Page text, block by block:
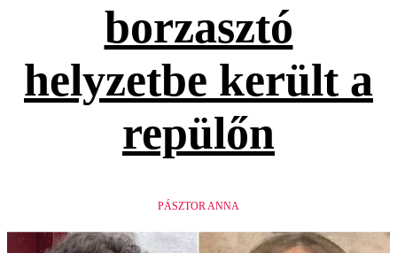
borzasztó
helyzetbe került a
repülőn
PÁSZTOR ANNA